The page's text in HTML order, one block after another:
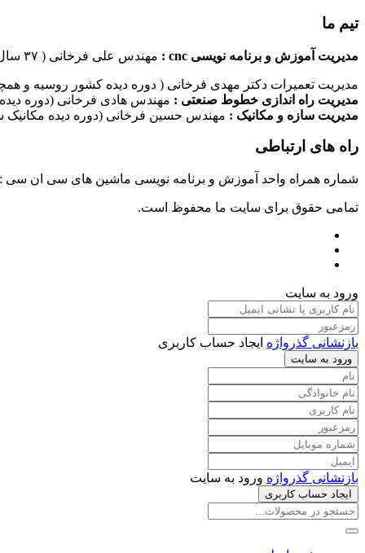
تیم ما
مدیریت آموزش و برنامه نویسی cnc : مهندس علی فرخانی ( ۳۷ سال سابقه کاری در امر برنامه نویسی ماشین های سی ان سی)
مدیریت تعمیرات دکتر مهدی فرخانی ( دوره دیده کشور روسیه و
مدیریت راه اندازی خطوط صنعتی : مهندس هادی فرخانی (دوره
مدیریت سازه و مکانیک : مهندس حسین فرخانی (دوره دیده مکانیک
راه های ارتباطی
شماره همراه واحد آموزش و برنامه نویسی ماشین های سی ان سی : ۰۹۱۲۴۰۹۶۱۷۹ شماره همراه واحد راه اندازی خطوط ماشین آلات صنعتی : ۰۹۱۰۱۹۹۷۴۷۰ شماره همراه واحد تعمیرات : ۰۹۳۸۳۵۲۷۴۵۱
تمامی حقوق برای سایت ما محفوظ است.
ورود به سایت
بازنشانی گذرواژه ایجاد حساب کاربری
ورود به سایت
بازنشانی گذرواژه ورود به سایت
ایجاد حساب کاربری